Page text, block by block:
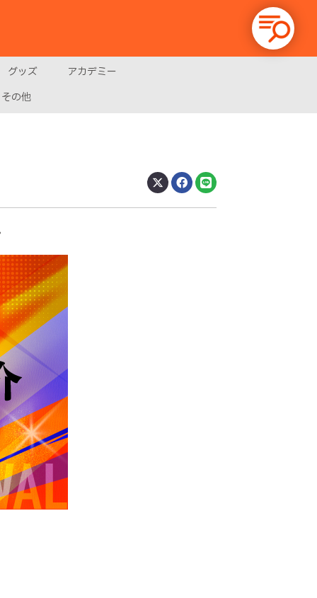
グッズ
アカデミー
その他